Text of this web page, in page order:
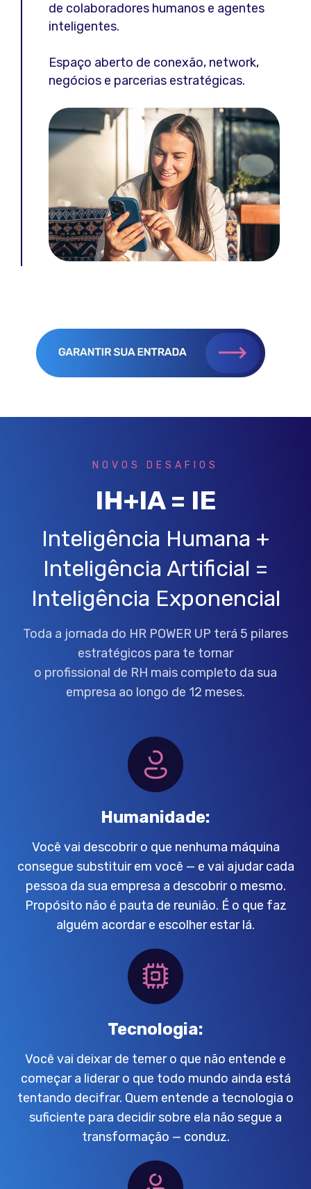
de colaboradores humanos e agentes
inteligentes.
Espaço aberto de conexão, network,
negócios e parcerias estratégicas.
NOVOS DESAFIOS
IH+IA = IE
Inteligência Humana +
Inteligência Artificial =
Inteligência Exponencial
Toda a jornada do HR POWER UP terá 5 pilares
estratégicos para te tornar
o profissional de RH mais completo da sua
empresa ao longo de 12 meses.
Humanidade:
Você vai descobrir o que nenhuma máquina
consegue substituir em você — e vai ajudar cada
pessoa da sua empresa a descobrir o mesmo.
Propósito não é pauta de reunião. É o que faz
alguém acordar e escolher estar lá.
Tecnologia:
Você vai deixar de temer o que não entende e
começar a liderar o que todo mundo ainda está
tentando decifrar. Quem entende a tecnologia o
suficiente para decidir sobre ela não segue a
transformação — conduz.